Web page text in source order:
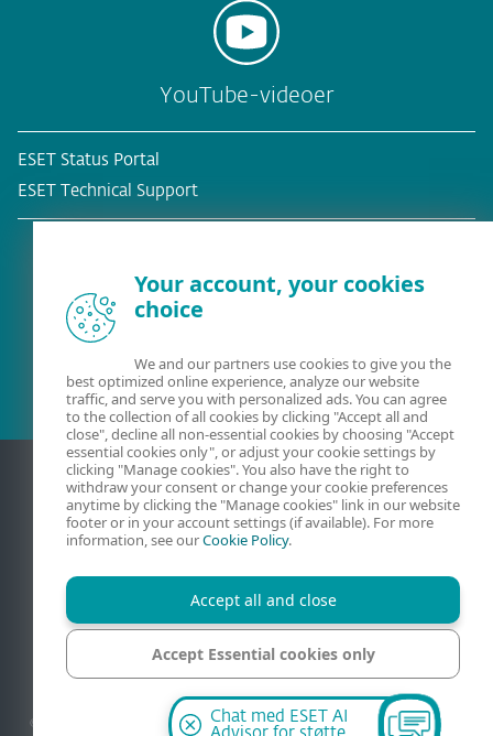
YouTube-videoer
ESET Status Portal
ESET Technical Support
Kontakt Personvern
Juridisk informasjon
Rapporter sårbarheter
Nettstedskart
© 1992 - 2026 ESET, spol. s r.o. - Med enerett. Varemerkene som brukes i dette, er
Chat med ESET AI
Your account, your cookies
choice
We and our partners use cookies to give you the
best optimized online experience, analyze our website
traffic, and serve you with personalized ads. You can agree
to the collection of all cookies by clicking "Accept all and
close", decline all non-essential cookies by choosing "Accept
essential cookies only", or adjust your cookie settings by
clicking "Manage cookies". You also have the right to
withdraw your consent or change your cookie preferences
anytime by clicking the "Manage cookies" link in our website
footer or in your account settings (if available). For more
information, see ourCookie Policy.
Accept all and close
Accept Essential cookies only
Manage cookies